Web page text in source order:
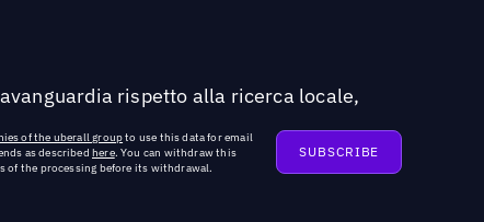
rispetto alla ricerca locale,
of the uberall groupto use this data for email
as described here. You can withdraw this
of the processing before its withdrawal.